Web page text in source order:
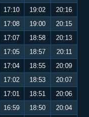
17:10 19:02
20:16
17:08 19:00
20:15
17:07 18:58
20:13
17:05 18:57
20:11
17:04 18:55
20:09
17:02 18:53
20:07
17:01 18:51
20:06
16:59 18:50
20:04